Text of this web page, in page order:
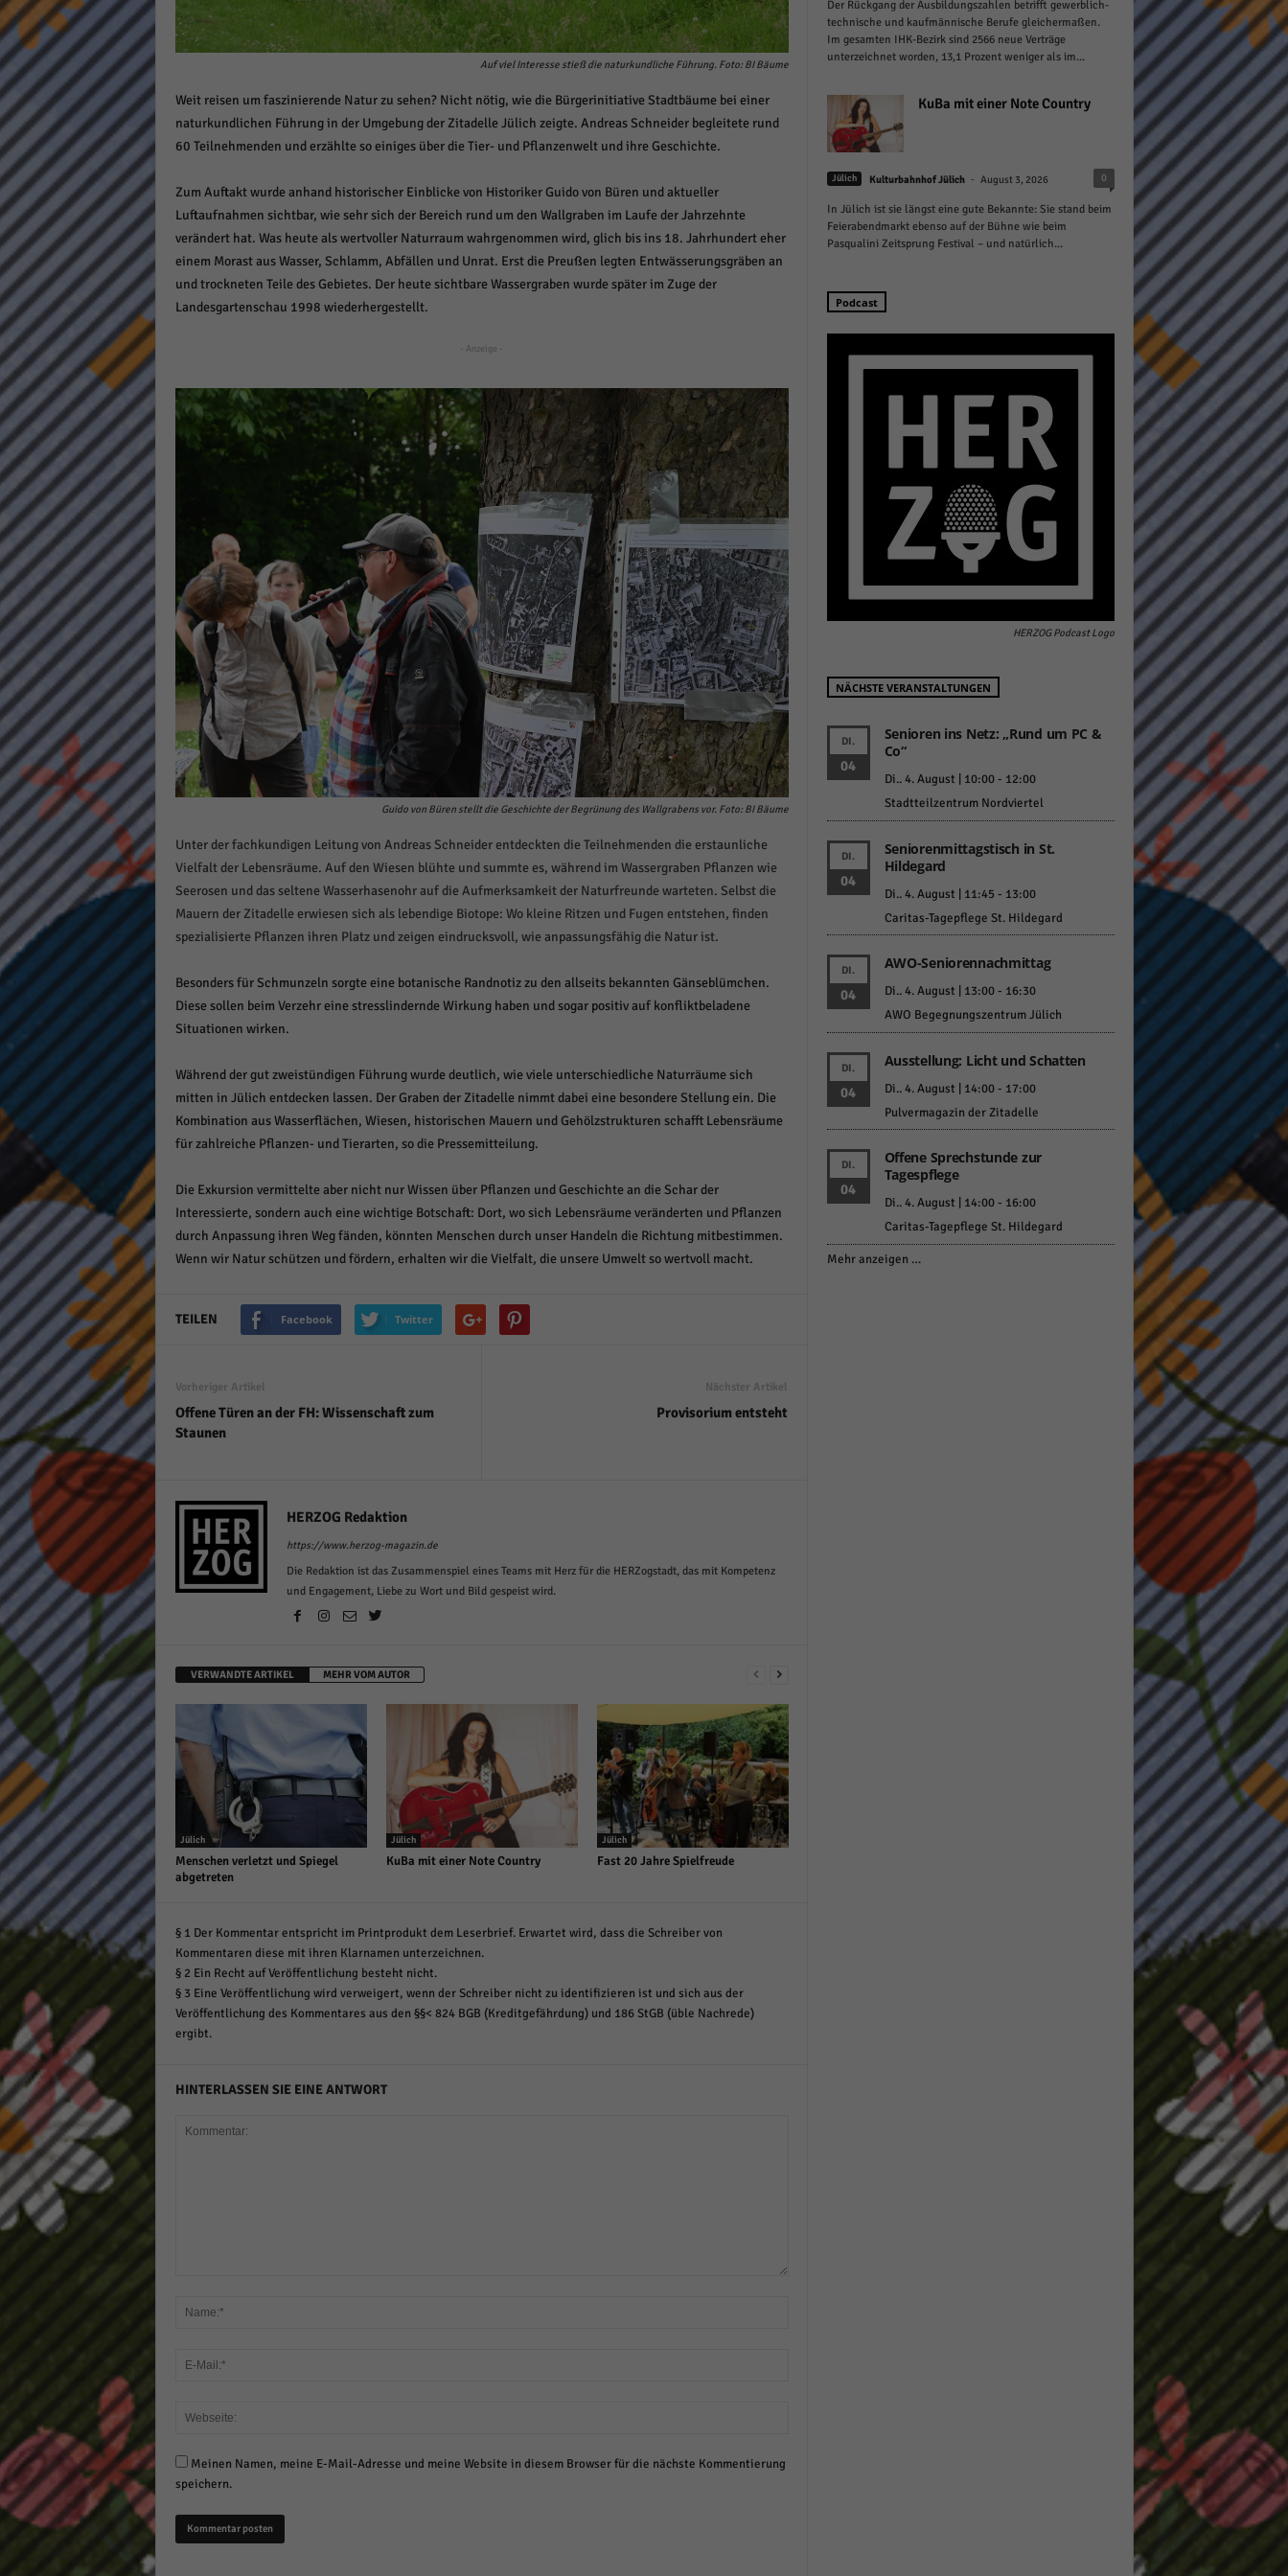
Auf viel Interesse stieß die naturkundliche Führung. Foto: BI Bäume
Weit reisen um faszinierende Natur zu sehen? Nicht nötig, wie die Bürgerinitiative Stadtbäume bei einer
naturkundlichen Führung in der Umgebung der Zitadelle Jülich zeigte. Andreas Schneider begleitete rund
60 Teilnehmenden und erzählte so einiges über die Tier- und Pflanzenwelt und ihre Geschichte.
Zum Auftakt wurde anhand historischer Einblicke von Historiker Guido von Büren und aktueller
Luftaufnahmen sichtbar, wie sehr sich der Bereich rund um den Wallgraben im Laufe der Jahrzehnte
verändert hat. Was heute als wertvoller Naturraum wahrgenommen wird, glich bis ins 18. Jahrhundert eher
einem Morast aus Wasser, Schlamm, Abfällen und Unrat. Erst die Preußen legten Entwässerungsgräben an
und trockneten Teile des Gebietes. Der heute sichtbare Wassergraben wurde später im Zuge der
Landesgartenschau 1998 wiederhergestellt.
- Anzeige -
Guido von Büren stellt die Geschichte der Begrünung des Wallgrabens vor. Foto: BI Bäume
Unter der fachkundigen Leitung von Andreas Schneider entdeckten die Teilnehmenden die erstaunliche
Vielfalt der Lebensräume. Auf den Wiesen blühte und summte es, während im Wassergraben Pflanzen wie
Seerosen und das seltene Wasserhasenohr auf die Aufmerksamkeit der Naturfreunde warteten. Selbst die
Mauern der Zitadelle erwiesen sich als lebendige Biotope: Wo kleine Ritzen und Fugen entstehen, finden
spezialisierte Pflanzen ihren Platz und zeigen eindrucksvoll, wie anpassungsfähig die Natur ist.
Besonders für Schmunzeln sorgte eine botanische Randnotiz zu den allseits bekannten Gänseblümchen.
Diese sollen beim Verzehr eine stresslindernde Wirkung haben und sogar positiv auf konfliktbeladene
Situationen wirken.
Während der gut zweistündigen Führung wurde deutlich, wie viele unterschiedliche Naturräume sich
mitten in Jülich entdecken lassen. Der Graben der Zitadelle nimmt dabei eine besondere Stellung ein. Die
Kombination aus Wasserflächen, Wiesen, historischen Mauern und Gehölzstrukturen schafft Lebensräume
für zahlreiche Pflanzen- und Tierarten, so die Pressemitteilung.
Die Exkursion vermittelte aber nicht nur Wissen über Pflanzen und Geschichte an die Schar der
Interessierte, sondern auch eine wichtige Botschaft: Dort, wo sich Lebensräume veränderten und Pflanzen
durch Anpassung ihren Weg fänden, könnten Menschen durch unser Handeln die Richtung mitbestimmen.
Wenn wir Natur schützen und fördern, erhalten wir die Vielfalt, die unsere Umwelt so wertvoll macht.
TEILEN Facebook Twitter
Vorheriger Artikel
Offene Türen an der FH: Wissenschaft zum
Staunen
Nächster Artikel
Provisorium entsteht
HERZOG Redaktion
https://www.herzog-magazin.de
Die Redaktion ist das Zusammenspiel eines Teams mit Herz für die HERZogstadt, das mit Kompetenz
und Engagement, Liebe zu Wort und Bild gespeist wird.
VERWANDTE ARTIKEL MEHR VOM AUTOR
Jülich
Menschen verletzt und Spiegel
abgetreten
Jülich
KuBa mit einer Note Country
Jülich
Fast 20 Jahre Spielfreude
§ 1 Der Kommentar entspricht im Printprodukt dem Leserbrief. Erwartet wird, dass die Schreiber von
Kommentaren diese mit ihren Klarnamen unterzeichnen.
§ 2 Ein Recht auf Veröffentlichung besteht nicht.
§ 3 Eine Veröffentlichung wird verweigert, wenn der Schreiber nicht zu identifizieren ist und sich aus der
Veröffentlichung des Kommentares aus den §§< 824 BGB (Kreditgefährdung) und 186 StGB (üble Nachrede)
ergibt.
HINTERLASSEN SIE EINE ANTWORT
Meinen Namen, meine E-Mail-Adresse und meine Website in diesem Browser für die nächste Kommentierung
speichern.
Der Rückgang der Ausbildungszahlen betrifft gewerblich-
technische und kaufmännische Berufe gleichermaßen.
Im gesamten IHK-Bezirk sind 2566 neue Verträge
unterzeichnet worden, 13,1 Prozent weniger als im...
KuBa mit einer Note Country
Jülich Kulturbahnhof Jülich - August 3, 2026 0
In Jülich ist sie längst eine gute Bekannte: Sie stand beim
Feierabendmarkt ebenso auf der Bühne wie beim
Pasqualini Zeitsprung Festival – und natürlich...
Podcast
HERZOG Podcast Logo
NÄCHSTE VERANSTALTUNGEN
DI.
04
Senioren ins Netz: „Rund um PC &
Co“
Di.. 4. August | 10:00- 12:00
Stadtteilzentrum Nordviertel
DI.
04
Seniorenmittagstisch in St.
Hildegard
Di.. 4. August | 11:45 - 13:00
Caritas-Tagepflege St. Hildegard
DI.
04
AWO-Seniorennachmittag
Di.. 4. August | 13:00- 16:30
AWO Begegnungszentrum Jülich
DI.
04
Ausstellung: Licht und Schatten
Di.. 4. August | 14:00- 17:00
Pulvermagazin der Zitadelle
DI.
04
Offene Sprechstunde zur
Tagespflege
Di.. 4. August | 14:00- 16:00
Caritas-Tagepflege St. Hildegard
Mehr anzeigen …
Datenschutzeinstellungen
Essenziell (1)
Essenzielle Cookies ermöglichen grundlegende Funktionen und sind für die einwandfreie
Cookie-Informationen anzeigen
Statistiken (1)
Statistik Cookies erfassen Informationen anonym. Diese Informationen helfen uns zu verstehen,
wie unsere Besucher unsere Website nutzen.
Cookie-Informationen anzeigen
Marketing (1)
Marketing-Cookies werden von Drittanbietern oder Publishern verwendet, um personalisierte
Werbung anzuzeigen. Sie tun dies, indem sie Besucher über Websites hinweg verfolgen.
Inhalte von Videoplattformen und Social-Media-Plattformen werden standardmäßig blockiert.
Wenn Cookies von externen Medien akzeptiert werden, bedarf der Zugriff auf diese Inhalte
keiner manuellen Einwilligung mehr.
Cookie-Informationen anzeigen
powered by Borlabs Cookie Datenschutzerklärung Impressum